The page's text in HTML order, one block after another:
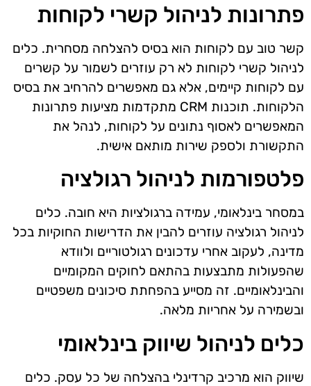
פתרונות לניהול קשרי לקוחות
קשר טוב עם לקוחות הוא בסיס להצלחה מסחרית. כלים
לניהול קשרי לקוחות לא רק עוזרים לשמור על קשרים
עם לקוחות קיימים, אלא גם מאפשרים להרחיב את בסיס
הלקוחות. תוכנות CRM מתקדמות מציעות פתרונות
המאפשרים לאסוף נתונים על לקוחות, לנהל את
התקשורת ולספק שירות מותאם אישית.
פלטפורמות לניהול רגולציה
במסחר בינלאומי, עמידה ברגולציות היא חובה. כלים
לניהול רגולציה עוזרים להבין את הדרישות החוקיות בכל
מדינה, לעקוב אחרי עדכונים רגולטוריים ולוודא
שהפעולות מתבצעות בהתאם לחוקים המקומיים
והבינלאומיים. זה מסייע בהפחתת סיכונים משפטיים
ובשמירה על אחריות מלאה.
כלים לניהול שיווק בינלאומי
שיווק הוא מרכיב קרדינלי בהצלחה של כל עסק. כלים